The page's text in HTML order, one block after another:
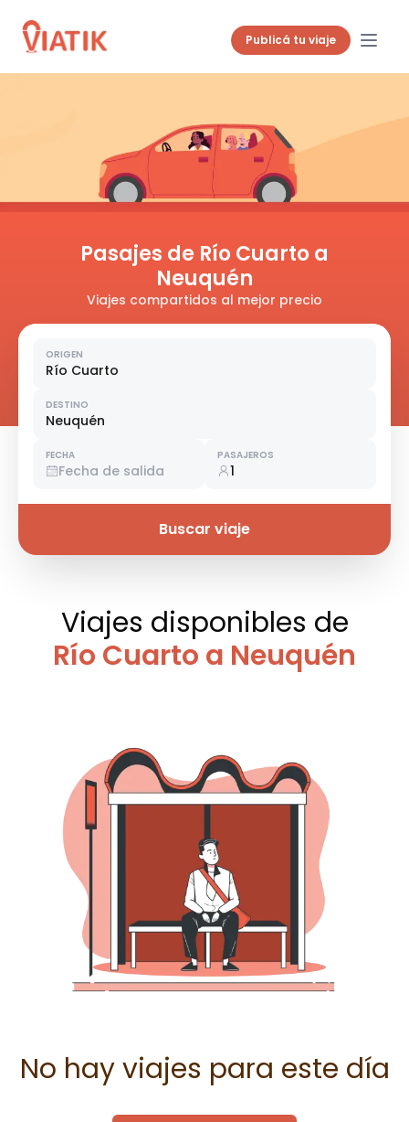
Publicá tu viaje
Pasajes de Río Cuarto a
Neuquén
Viajes compartidos al mejor precio
ORIGEN
Río Cuarto
DESTINO
Neuquén
FECHA
Fecha de salida
PASAJEROS
1
Buscar viaje
Viajes disponibles de
Río Cuarto a Neuquén
No hay viajes para este día